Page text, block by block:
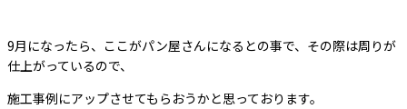
9月になったら、ここがパン屋さんになるとの事で、その際は周りが
仕上がっているので、
施工事例にアップさせてもらおうかと思っております。